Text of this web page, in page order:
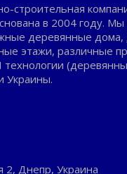
строительная
в 2004 году.
деревянные дома,
этажи, различные
Украины.
2, Днепр, Украина